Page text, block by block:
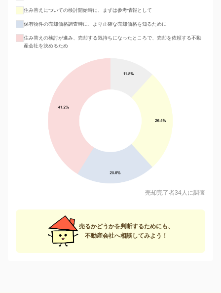
住み替えについての検討開始時に、まずは参考情報として
保有物件の売却価格調査時に、より正確な売却価格を知るために
住み替えの検討が進み、売却する気持ちになったところで、売却を依頼する不動
産会社を決めるため
売却完了者34人に調査
売るかどうかを判断するためにも、
不動産会社へ相談してみよう！